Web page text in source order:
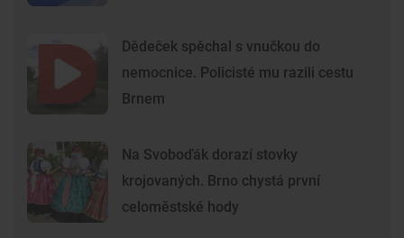
Dědeček spěchal s vnučkou do
nemocnice. Policisté mu razili cestu
Brnem
Na Svoboďák dorazí stovky
krojovaných. Brno chystá první
celoměstské hody